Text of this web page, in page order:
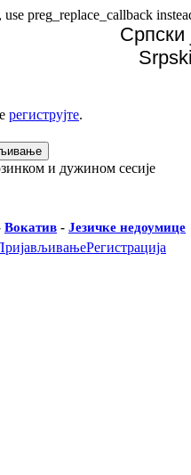
preg_replace_callback
Српски
региструјте.
и дужином сесије
Вокатив - Језичке недоумице
Регистрација